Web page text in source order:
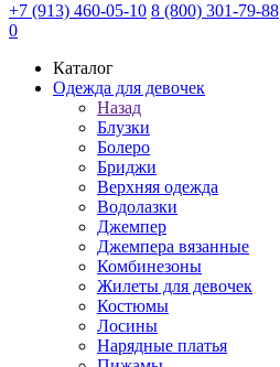
+7 (913) 460-05-10 8 (800) 301-79-88
0
Каталог
Одежда для девочек
Назад
Блузки
Болеро
Бриджи
Верхняя одежда
Водолазки
Джемпер
Джемпера вязанные
Комбинезоны
Жилеты для девочек
Костюмы
Лосины
Нарядные платья